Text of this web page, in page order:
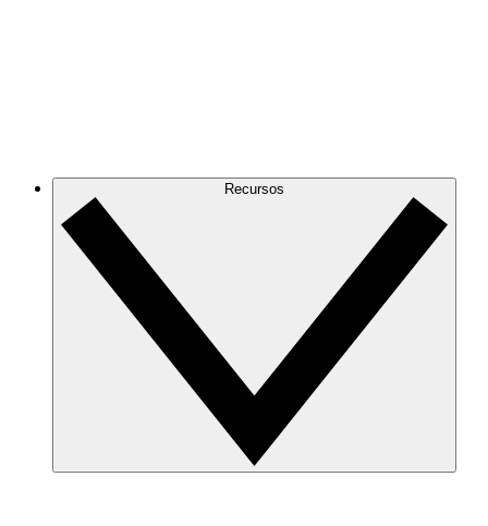
Recursos